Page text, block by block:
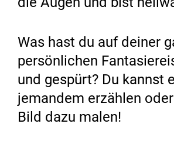
Was hast du auf deiner
persönlichen
und gespürt? Du kannst
jemandem erzählen
Bild dazu malen!